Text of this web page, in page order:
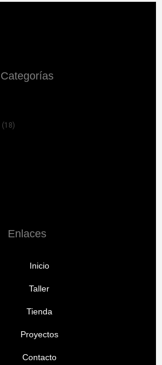
Categorías
(18)
Enlaces
Inicio
Taller
Tienda
Proyectos
Contacto